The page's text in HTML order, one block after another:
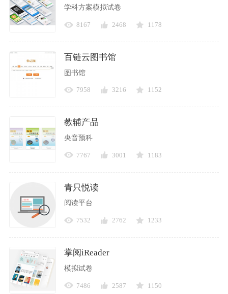
学科方案模拟试卷
8167 2468 1178
百链云图书馆
图书馆
7958 3216 1152
教辅产品
央音预科
7767 3001 1183
青只悦读
阅读平台
7532 2762 1233
掌阅iReader
模拟试卷
7486 2587 1150